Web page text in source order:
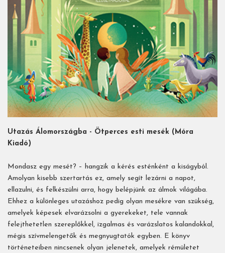
Utazás Álomországba - Ötperces esti mesék (Móra
Kiadó)
Mondasz egy mesét? – hangzik a kérés esténként a kiságyból.
Amolyan kisebb szertartás ez, amely segít lezárni a napot,
ellazulni, és felkészülni arra, hogy belépjünk az álmok világába.
Ehhez a különleges utazáshoz pedig olyan mesékre van szükség,
amelyek képesek elvarázsolni a gyerekeket, tele vannak
felejthetetlen szereplőkkel, izgalmas és varázslatos kalandokkal,
mégis szívmelengetők és megnyugtatók egyben. E könyv
történeteiben nincsenek olyan jelenetek, amelyek rémületet